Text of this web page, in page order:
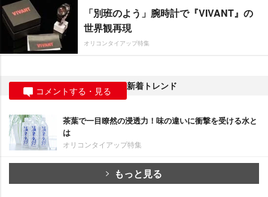
「別班のよう」腕時計で『VIVANT』の
世界観再現
オリコンタイアップ特集
コメントする・見る 新着トレンド
茶葉で一目瞭然の浸透力！味の違いに衝撃を受ける水と
は
オリコンタイアップ特集
もっと見る